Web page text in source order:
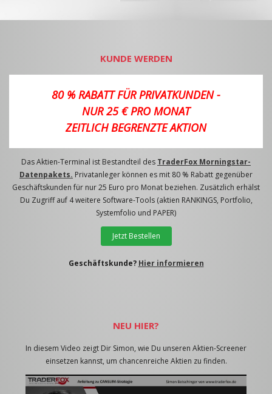
KUNDE WERDEN
80 % RABATT FÜR PRIVATKUNDEN -
NUR 25 € PRO MONAT
ZEITLICH BEGRENZTE AKTION
Das Aktien-Terminal ist Bestandteil des TraderFox Morningstar-
Datenpakets. Privatanleger können es mit 80 % Rabatt gegenüber
Geschäftskunden für nur 25 Euro pro Monat beziehen. Zusätzlich erhälst
Du Zugriff auf 4 weitere Software-Tools (aktien RANKINGS, Portfolio,
Systemfolio und PAPER)
Jetzt Bestellen
Geschäftskunde? Hier informieren
NEU HIER?
In diesem Video zeigt Dir Simon, wie Du unseren Aktien-Screener
einsetzen kannst, um chancenreiche Aktien zu finden.